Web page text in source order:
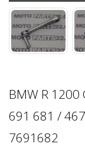
BMW R
691 681 /
7691682